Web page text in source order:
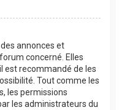
annonces et
concerné. Elles
est recommandé de les
Tout comme les
les permissions
les administrateurs du